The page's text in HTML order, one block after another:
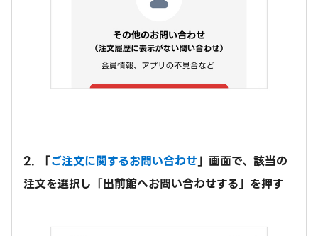
2. 「ご注文に関するお問い合わせ」画面で、該当の
注文を選択し「出前館へお問い合わせする」を押す